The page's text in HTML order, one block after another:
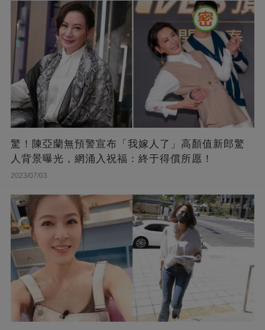
驚！陳亞蘭無預警宣布「我嫁人了」高顏值新郎驚
人背景曝光，網涌入祝福：終于得償所愿！
2023/07/03